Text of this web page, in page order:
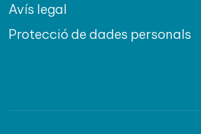
Avís legal
Protecció de dades personals